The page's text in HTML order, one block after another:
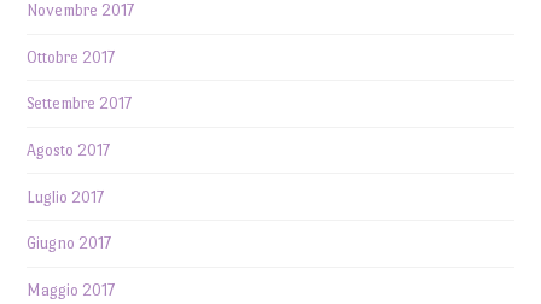
Novembre 2017
Ottobre 2017
Settembre 2017
Agosto 2017
Luglio 2017
Giugno 2017
Maggio 2017